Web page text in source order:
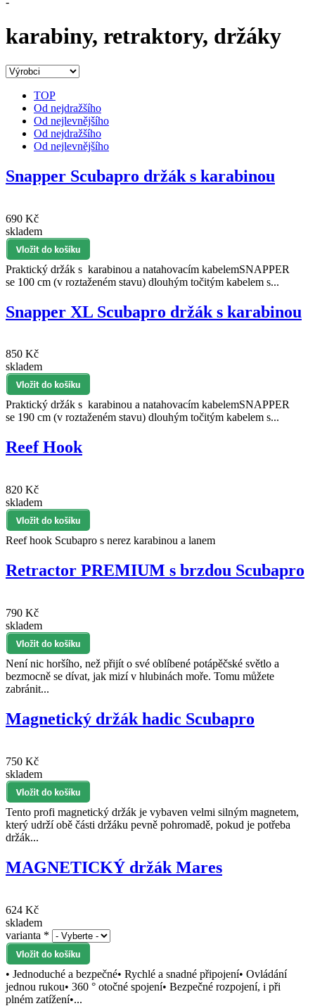
karabiny, retraktory, držáky
TOP
Od nejdražšího
Od nejlevnějšího
Od nejdražšího
Od nejlevnějšího
Snapper Scubapro držák s karabinou
690 Kč
skladem
Praktický držák s karabinou a natahovacím kabelemSNAPPER
se 100 cm (v roztaženém stavu) dlouhým točitým kabelem s...
Snapper XL Scubapro držák s karabinou
850 Kč
skladem
Praktický držák s karabinou a natahovacím kabelemSNAPPER
se 190 cm (v roztaženém stavu) dlouhým točitým kabelem s...
Reef Hook
820 Kč
skladem
Reef hook Scubapro s nerez karabinou a lanem
Retractor PREMIUM s brzdou Scubapro
790 Kč
skladem
Není nic horšího, než přijít o své oblíbené potápěčské světlo a
bezmocně se dívat, jak mizí v hlubinách moře. Tomu můžete
zabránit...
Magnetický držák hadic Scubapro
750 Kč
skladem
Tento profi magnetický držák je vybaven velmi silným magnetem,
který udrží obě části držáku pevně pohromadě, pokud je potřeba
držák...
MAGNETICKÝ držák Mares
624 Kč
skladem
varianta *
• Jednoduché a bezpečné• Rychlé a snadné připojení• Ovládání
jednou rukou• 360 ° otočné spojení• Bezpečné rozpojení, i při
plném zatížení•...